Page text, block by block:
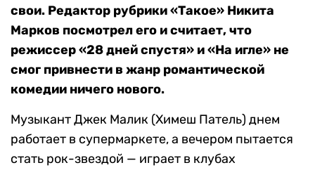
свои. Редактор рубрики «Такое» Никита
Марков посмотрел его и считает, что
режиссер «28 дней спустя» и «На игле» не
смог привнести в жанр романтической
комедии ничего нового.
Музыкант Джек Малик (Химеш Патель) днем
работает в супермаркете, а вечером пытается
стать рок-звездой — играет в клубах